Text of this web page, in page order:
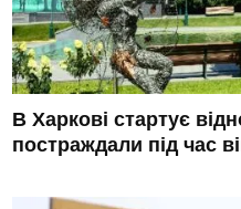
В Харкові стартує
постраждали під час